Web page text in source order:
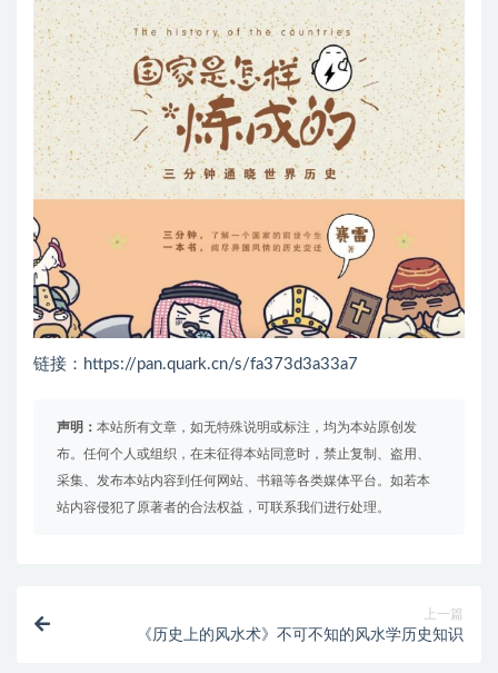
链接：https://pan.quark.cn/s/fa373d3a33a7
声明： 本站所有文章，如无特殊说明或标注，均为本站原创发
布。任何个人或组织，在未征得本站同意时，禁止复制、盗用、
采集、发布本站内容到任何网站、书籍等各类媒体平台。如若本
站内容侵犯了原著者的合法权益，可联系我们进行处理。
上一篇
《历史上的风水术》不可不知的风水学历史知识